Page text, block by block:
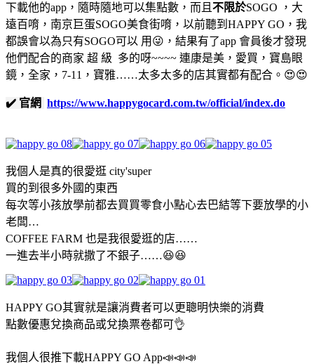
下載他的app，隨時隨地可以集點數，而且 不限於SOGO ，大
遠百唷，南京巨蛋SOGO美食街唷，以前聽到HAPPY GO，我
都誤會以為只有SOGO可以 用😜，結果有了app 會員後才發現
他們配合的商家 超 級 多的呀~~~~ 連康是美，愛買，寶島眼
鏡，全家，7-11，寶雅……太多太多的店其實都有配合。😍😍
✔️ 官網 https://www.happygocard.com.tw/official/index.do
我個人是真的很愛逛 city'super
買的到很多外國的東西
每次等小孩放學前都去買買零食小點心去巴結等下要放學的小
老闆…
COFFEE FARM 也是我很愛逛的店……
一進去半小時就撒了不銀子……😆😆
HAPPY GO其實就是讓消費者可以更聰明快樂的消費
點數優惠兌換商品或兌換票卷都可👌
我個人很推下載HAPPY GO App📣📣📣